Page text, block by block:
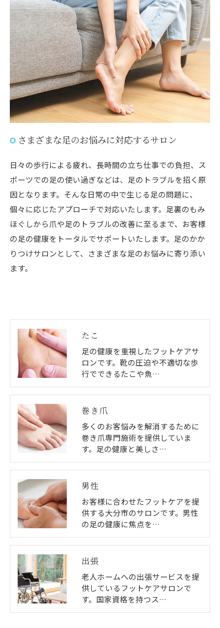
さまざまな足のお悩みに対応するサロン
日々の歩行による疲れ、長時間の立ち仕事での負担、ス
ポーツでの足の使い過ぎなどは、足のトラブルを招く原
因となります。そんな日常の中で生じる足の問題に、
個々に応じたアプローチで対応いたします。足裏のもみ
ほぐしから爪や足のトラブルの改善に至るまで、お客様
の足の健康をトータルでサポートいたします。足のかか
りつけサロンとして、さまざまな足のお悩みに寄り添い
ます。
たこ
足の健康を重視したフットケアサ
ロンです。靴の圧迫や不適切な歩
行でできるたこや魚…
巻き爪
多くのお客悩みを解消するために
巻き爪専門施術を提供していま
す。足の健康と美しさ…
男性
お客様に合わせたフットケアを提
供する大分市のサロンです。男性
の足の健康に焦点を…
出張
老人ホームへの出張サービスを提
供しているフットケアサロンで
す。国家資格を持つス…